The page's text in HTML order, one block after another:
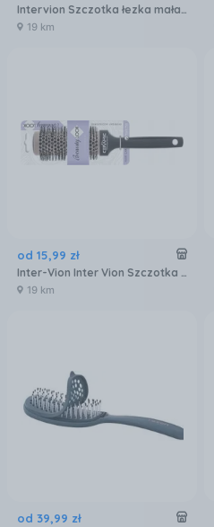
Intervion Szczotka łezka mała do włosów
19 km
od 15,99 zł
Inter-Vion Inter Vion Szczotka Do Włosów Mała
19 km
od 39,99 zł